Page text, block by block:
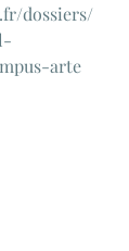
dossiers/
arte